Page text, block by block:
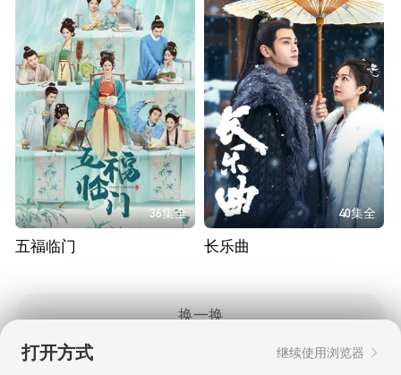
36集全
五福临门
40集全
长乐曲
换一换
打开方式 继续使用浏览器